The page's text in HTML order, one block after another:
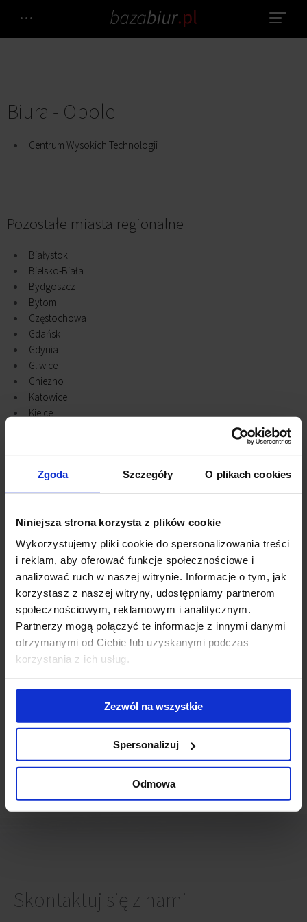
Zgoda Szczegóły O plikach cookies
Niniejsza strona korzysta z plików cookie
Wykorzystujemy pliki cookie do spersonalizowania treści
i reklam, aby oferować funkcje społecznościowe i
analizować ruch w naszej witrynie. Informacje o tym, jak
korzystasz z naszej witryny, udostępniamy partnerom
społecznościowym, reklamowym i analitycznym.
Partnerzy mogą połączyć te informacje z innymi danymi
otrzymanymi od Ciebie lub uzyskanymi podczas
korzystania z ich usług.
Zezwól na wszystkie
Spersonalizuj
Odmowa
Biura - Opole
Centrum Wysokich Technologii
Pozostałe miasta regionalne
Białystok
Bielsko-Biała
Bydgoszcz
Bytom
Częstochowa
Gdańsk
Gdynia
Gliwice
Gniezno
Katowice
Kielce
Legnica
Lublin
Łódź
Piaseczno
Piastów
Płock
Poznań
Radom
Raszyn
Rybnik
Rzeszów
Sopot
Warszawa
Zabrze
Skontaktuj się z nami